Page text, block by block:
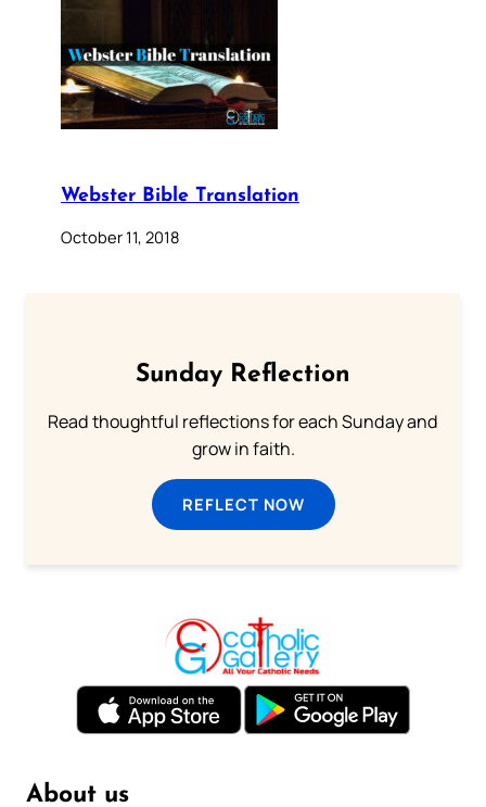
Webster Bible Translation
October 11, 2018
Sunday Reflection
Read thoughtful reflections for each Sunday and
grow in faith.
REFLECT NOW
About us